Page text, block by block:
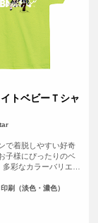
トベビーＴシャ
で着脱しやすい好奇
子様にぴったりのベ
彩なカラーバリエー
が作れます♪
刷（淡色・濃色）